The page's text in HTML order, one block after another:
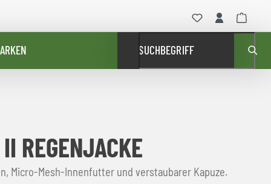
SUCHBEGRIFF
REGENJACKE
Micro-Mesh-Innenfutter und verstaubarer Kapuze.